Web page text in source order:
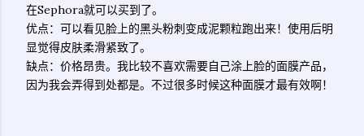
在Sephora就可以买到了。
优点：可以看见脸上的黑头粉刺变成泥颗粒跑出来！使用后明
显觉得皮肤柔滑紧致了。
缺点：价格昂贵。我比较不喜欢需要自己涂上脸的面膜产品，
因为我会弄得到处都是。不过很多时候这种面膜才最有效啊！